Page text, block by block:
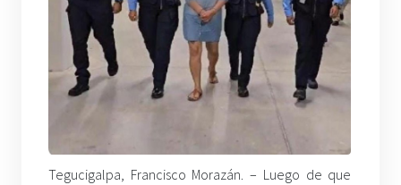
Tegucigalpa, Francisco Morazán. – Luego de que